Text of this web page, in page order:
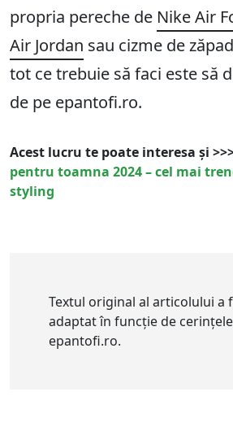
propria pereche de Nike Air
Air Jordan sau cizme de
tot ce trebuie să faci este să
de pe epantofi.ro.
Acest lucru te poate interesa și
pentru toamna 2024 – cel mai
styling
Textul original al articolului a
adaptat în funcție de
epantofi.ro.